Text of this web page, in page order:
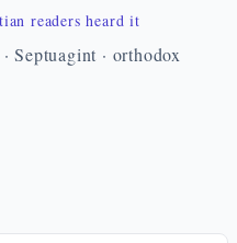
readers heard it
Septuagint · orthodox